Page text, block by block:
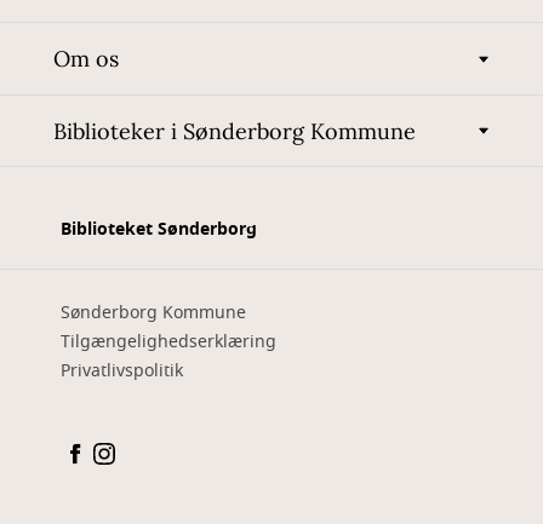
Om os
Biblioteker i Sønderborg Kommune
Biblioteket Sønderborg
Sønderborg Kommune
Tilgængelighedserklæring
Privatlivspolitik